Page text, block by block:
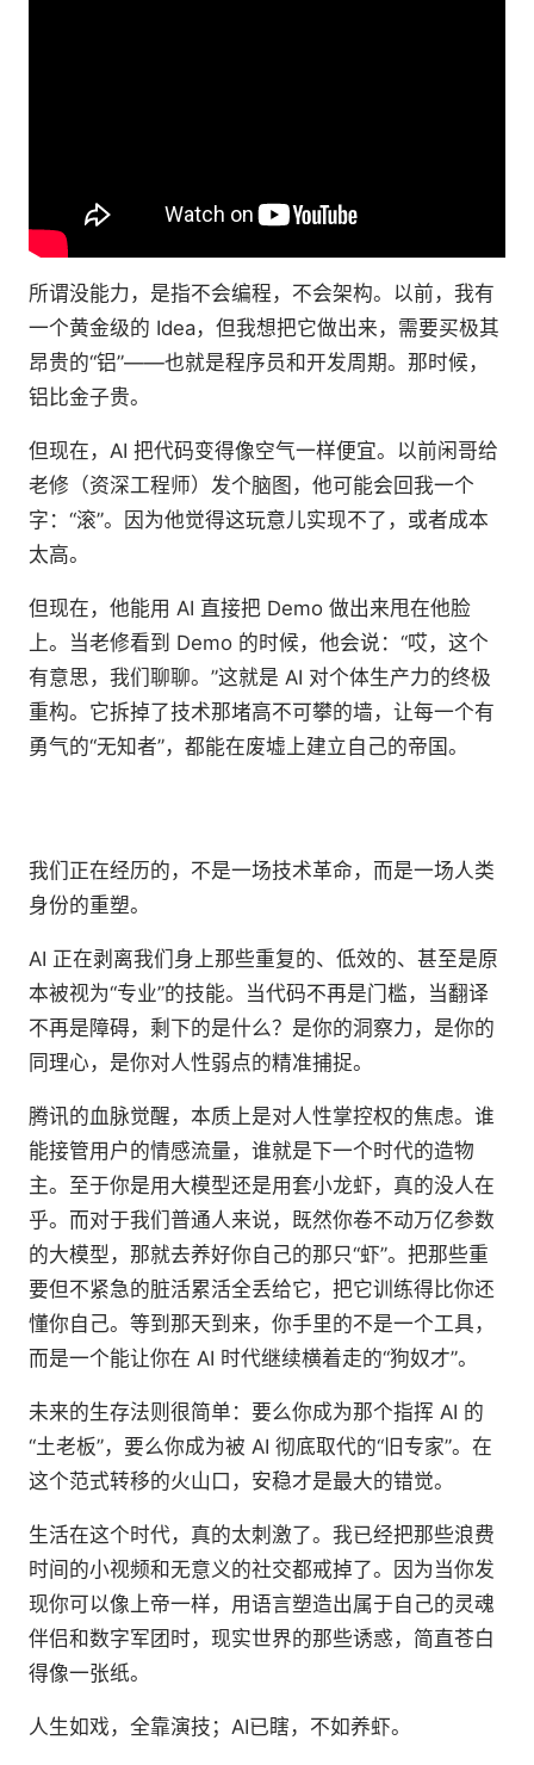
所谓没能力，是指不会编程，不会架构。以前，我有
一个黄金级的 Idea，但我想把它做出来，需要买极其
昂贵的“铝”——也就是程序员和开发周期。那时候，
铝比金子贵。
但现在，AI 把代码变得像空气一样便宜。以前闲哥给
老修（资深工程师）发个脑图，他可能会回我一个
字：“滚”。因为他觉得这玩意儿实现不了，或者成本
太高。
但现在，他能用 AI 直接把 Demo 做出来甩在他脸
上。当老修看到 Demo 的时候，他会说：“哎，这个
有意思，我们聊聊。”这就是 AI 对个体生产力的终极
重构。它拆掉了技术那堵高不可攀的墙，让每一个有
勇气的“无知者”，都能在废墟上建立自己的帝国。
我们正在经历的，不是一场技术革命，而是一场人类
身份的重塑。
AI 正在剥离我们身上那些重复的、低效的、甚至是原
本被视为“专业”的技能。当代码不再是门槛，当翻译
不再是障碍，剩下的是什么？是你的洞察力，是你的
同理心，是你对人性弱点的精准捕捉。
腾讯的血脉觉醒，本质上是对人性掌控权的焦虑。谁
能接管用户的情感流量，谁就是下一个时代的造物
主。至于你是用大模型还是用套小龙虾，真的没人在
乎。而对于我们普通人来说，既然你卷不动万亿参数
的大模型，那就去养好你自己的那只“虾”。把那些重
要但不紧急的脏活累活全丢给它，把它训练得比你还
懂你自己。等到那天到来，你手里的不是一个工具，
而是一个能让你在 AI 时代继续横着走的“狗奴才”。
未来的生存法则很简单：要么你成为那个指挥 AI 的
“土老板”，要么你成为被 AI 彻底取代的“旧专家”。在
这个范式转移的火山口，安稳才是最大的错觉。
生活在这个时代，真的太刺激了。我已经把那些浪费
时间的小视频和无意义的社交都戒掉了。因为当你发
现你可以像上帝一样，用语言塑造出属于自己的灵魂
伴侣和数字军团时，现实世界的那些诱惑，简直苍白
得像一张纸。
人生如戏，全靠演技；AI已瞎，不如养虾。